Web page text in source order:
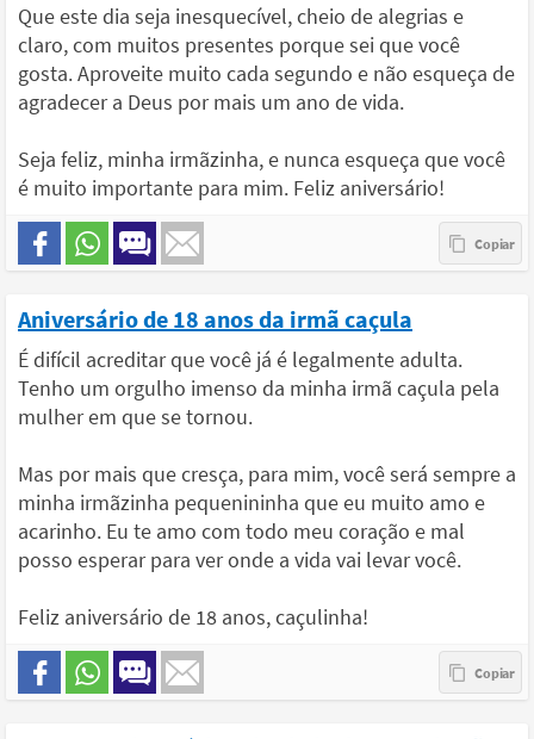
Que este dia seja inesquecível, cheio de alegrias e
claro, com muitos presentes porque sei que você
gosta. Aproveite muito cada segundo e não esqueça de
agradecer a Deus por mais um ano de vida.
Seja feliz, minha irmãzinha, e nunca esqueça que você
é muito importante para mim. Feliz aniversário!
Aniversário de 18 anos da irmã caçula
É difícil acreditar que você já é legalmente adulta.
Tenho um orgulho imenso da minha irmã caçula pela
mulher em que se tornou.
Mas por mais que cresça, para mim, você será sempre a
minha irmãzinha pequenininha que eu muito amo e
acarinho. Eu te amo com todo meu coração e mal
posso esperar para ver onde a vida vai levar você.
Feliz aniversário de 18 anos, caçulinha!